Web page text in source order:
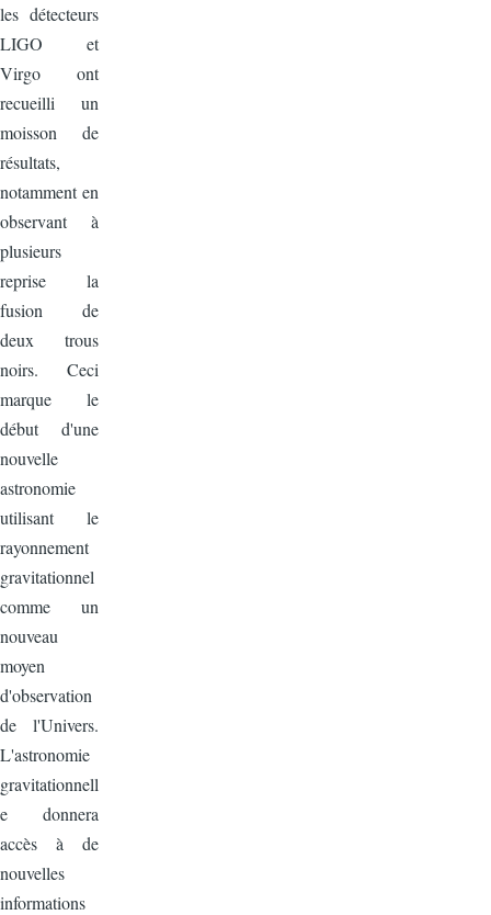
les détecteurs
LIGO et
Virgo ont
recueilli un
moisson de
résultats,
notamment en
observant à
plusieurs
reprise la
fusion de
deux trous
noirs. Ceci
marque le
début d'une
nouvelle
astronomie
utilisant le
rayonnement
gravitationnel
comme un
nouveau
moyen
d'observation
de l'Univers.
L'astronomie
gravitationnell
e donnera
accès à de
nouvelles
informations